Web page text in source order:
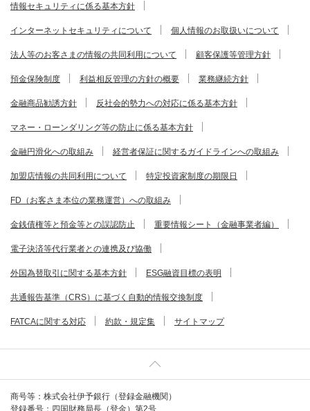
情報セキュリティに係る基本方針
インターネットセキュリティについて 個人情報のお取扱いについて
法人等のお客さまの情報の共同利用について 顧客保護等管理方針
預金保険制度 利益相反管理の方針の概要 業務継続方針
金融商品勧誘方針 反社会的勢力への対応に係る基本方針
マネー・ローンダリング等の防止に係る基本方針
金融円滑化への取組み 経営者保証に関するガイドラインへの取組み
加盟店情報の共同利用について 特定投資家制度の期限日
FD（お客さま本位の業務運営）への取組み
金銭債権等と預金等との誤認防止 重要情報シート（金融事業者編）
電子決済等代行業者との連携及び協働
外国為替取引に関する基本方針 ESG融資目標の表明
共通報告基準（CRS）に基づく自動的情報交換制度
FATCAに関する対応 約款・規定集 サイトマップ
商号等：株式会社伊予銀行（登録金融機関）
登録番号：四国財務局長（登金）第2号